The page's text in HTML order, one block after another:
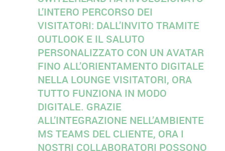
L’INTERO PERCORSO DEI
VISITATORI: DALL’INVITO TRAMITE
OUTLOOK E IL SALUTO
PERSONALIZZATO CON UN AVATAR
FINO ALL’ORIENTAMENTO DIGITALE
NELLA LOUNGE VISITATORI, ORA
TUTTO FUNZIONA IN MODO
DIGITALE. GRAZIE
ALL’INTEGRAZIONE NELL’AMBIENTE
MS TEAMS DEL CLIENTE, ORA I
NOSTRI COLLABORATORI POSSONO